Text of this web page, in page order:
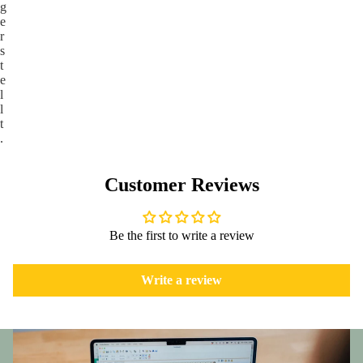
g
e
r
s
t
e
l
l
t
.
Customer Reviews
Be the first to write a review
Write a review